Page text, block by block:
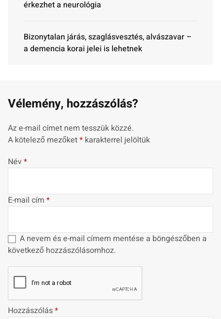
érkezhet a neurológia
Bizonytalan járás, szaglásvesztés, alvászavar –
a demencia korai jelei is lehetnek
Vélemény, hozzászólás?
Az e-mail címet nem tesszük közzé.
A kötelező mezőket* karakterrel jelöltük
Név*
E-mail cím *
A nevem és e-mail címem mentése a böngészőben a
következő hozzászólásomhoz.
Hozzászólás*